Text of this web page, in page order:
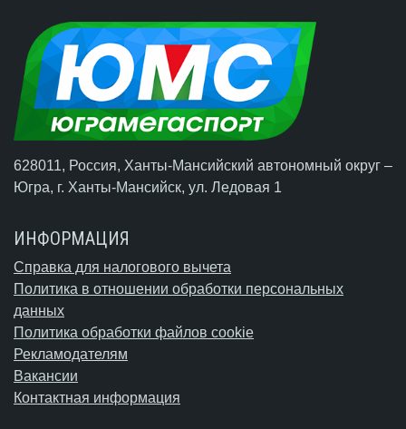
628011, Россия, Ханты-Мансийский автономный округ –
Югра, г. Ханты-Мансийск, ул. Ледовая 1
ИНФОРМАЦИЯ
Справка для налогового вычета
Политика в отношении обработки персональных
данных
Политика обработки файлов cookie
Рекламодателям
Вакансии
Контактная информация